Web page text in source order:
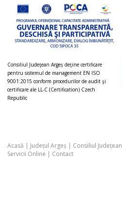
Consiliul Judeţean Argeș deţine certificare
pentru sistemul de management EN ISO
9001:2015 conform procedurilor de audit şi
certificare ale LL-C (Certification) Czech
Republic
Acasă | Județul Argeș | Consiliul Județean
Servicii Online | Contact